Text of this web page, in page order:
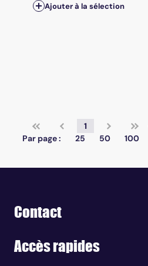
Ajouter à la sélection
1
Par page :
25 50 100
Contact
Accès rapides